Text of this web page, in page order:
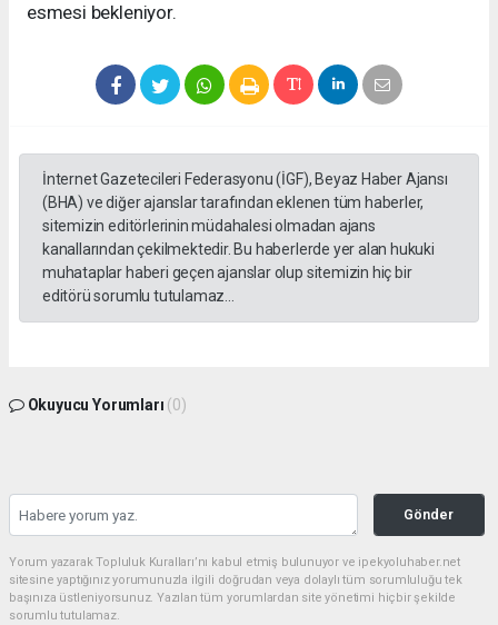
esmesi bekleniyor.
İnternet Gazetecileri Federasyonu (İGF), Beyaz Haber Ajansı
(BHA) ve diğer ajanslar tarafından eklenen tüm haberler,
sitemizin editörlerinin müdahalesi olmadan ajans
kanallarından çekilmektedir. Bu haberlerde yer alan hukuki
muhataplar haberi geçen ajanslar olup sitemizin hiç bir
editörü sorumlu tutulamaz...
Okuyucu Yorumları (0)
Gönder
Yorum yazarak Topluluk Kuralları’nı kabul etmiş bulunuyor ve ipekyoluhaber.net
sitesine yaptığınız yorumunuzla ilgili doğrudan veya dolaylı tüm sorumluluğu tek
başınıza üstleniyorsunuz. Yazılan tüm yorumlardan site yönetimi hiçbir şekilde
sorumlu tutulamaz.